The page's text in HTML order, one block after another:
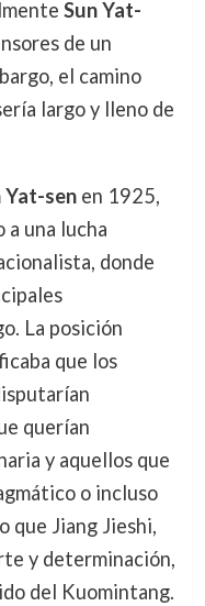
Sun Yat-
de un
el camino
largo y lleno de
Yat-senen 1925,
una lucha
donde
La posición
que los
querían
y aquellos que
o incluso
que Jiang Jieshi,
y determinación,
del Kuomintang.